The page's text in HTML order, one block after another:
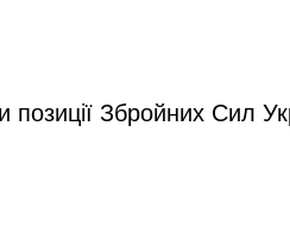
позиції Збройних Сил